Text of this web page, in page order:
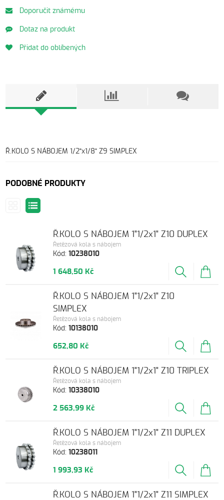
Doporučit známému
Dotaz na produkt
Přidat do oblíbených
Ř.KOLO S NÁBOJEM 1/2"x1/8" Z9 SIMPLEX
PODOBNÉ PRODUKTY
Kód:10238010
Řetězová kola s nábojem
Ř.KOLO S NÁBOJEM 1"1/2x1" Z10 DUPLEX
1 648,50 Kč
Kód:10138010
Řetězová kola s nábojem
Ř.KOLO S NÁBOJEM 1"1/2x1" Z10
SIMPLEX
652,80 Kč
Kód:10338010
Řetězová kola s nábojem
Ř.KOLO S NÁBOJEM 1"1/2x1" Z10 TRIPLEX
2 563,99 Kč
Kód:10238011
Řetězová kola s nábojem
Ř.KOLO S NÁBOJEM 1"1/2x1" Z11 DUPLEX
1 993,93 Kč
Ř.KOLO S NÁBOJEM 1"1/2x1" Z11 SIMPLEX